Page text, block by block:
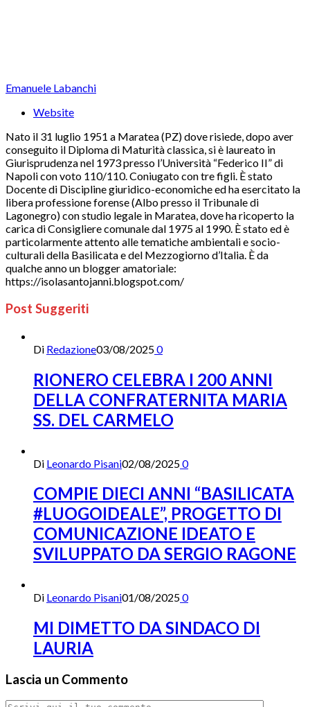
Emanuele Labanchi
Website
Nato il 31 luglio 1951 a Maratea (PZ) dove risiede, dopo aver
conseguito il Diploma di Maturità classica, si è laureato in
Giurisprudenza nel 1973 presso l’Università “Federico II” di
Napoli con voto 110/110. Coniugato con tre figli. È stato
Docente di Discipline giuridico-economiche ed ha esercitato la
libera professione forense (Albo presso il Tribunale di
Lagonegro) con studio legale in Maratea, dove ha ricoperto la
carica di Consigliere comunale dal 1975 al 1990. È stato ed è
particolarmente attento alle tematiche ambientali e socio-
culturali della Basilicata e del Mezzogiorno d’Italia. È da
qualche anno un blogger amatoriale:
https://isolasantojanni.blogspot.com/
Post Suggeriti
Di Redazione03/08/20250
RIONERO CELEBRA I 200 ANNI
DELLA CONFRATERNITA MARIA
SS. DEL CARMELO
Di Leonardo Pisani02/08/20250
COMPIE DIECI ANNI “BASILICATA
#LUOGOIDEALE”, PROGETTO DI
COMUNICAZIONE IDEATO E
SVILUPPATO DA SERGIO RAGONE
Di Leonardo Pisani01/08/20250
MI DIMETTO DA SINDACO DI
LAURIA
Lascia un Commento